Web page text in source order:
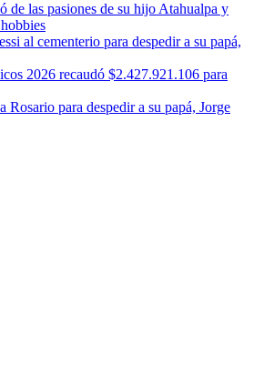
de las pasiones de su hijo Atahualpa y
al cementerio para despedir a su papá,
2026 recaudó $2.427.921.106 para
Rosario para despedir a su papá, Jorge